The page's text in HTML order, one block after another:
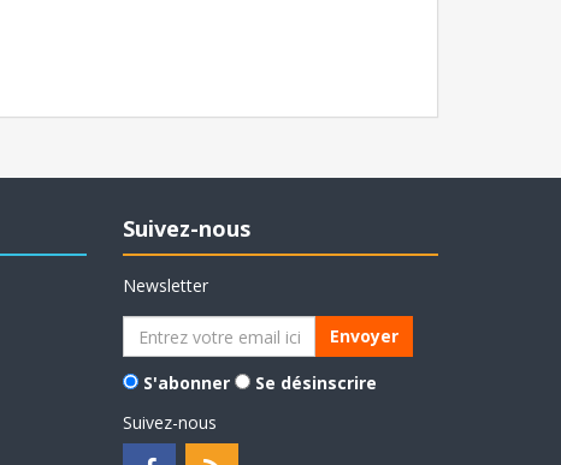
Suivez-nous
Newsletter
Envoyer
S'abonner
Se désinscrire
Suivez-nous